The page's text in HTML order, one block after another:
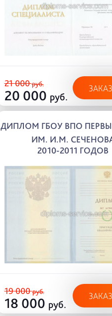
21 000руб.
20 000 руб.
ДИПЛОМ ГБОУ ВПО
ИМ. И.М.
2010-2011 ГОДОВ
19 000руб.
18 000 руб.